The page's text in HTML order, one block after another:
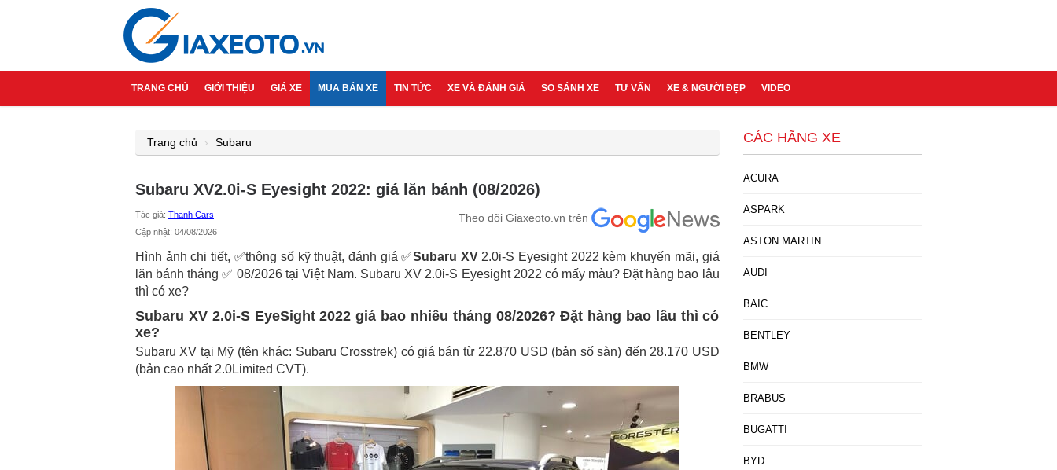
TRANG CHỦ GIỚI THIỆU GIÁ XE MUA BÁN XE TIN TỨC XE VÀ ĐÁNH GIÁ SO SÁNH XE TƯ VẤN XE & NGƯỜI ĐẸP VIDEO
Trang chủ Subaru
Subaru XV2.0i-S Eyesight 2022: giá lăn bánh (08/2026)
Tác giả: Thanh Cars
Cập nhật: 04/08/2026
Theo dõi Giaxeoto.vn trên
Hình ảnh chi tiết, ✅thông số kỹ thuật, đánh giá ✅Subaru XV2.0i-S Eyesight 2022 kèm khuyến mãi, giá
lăn bánh tháng ✅ 08/2026 tại Việt Nam. Subaru XV 2.0i-S Eyesight 2022 có mấy màu? Đặt hàng bao lâu
thì có xe?
Subaru XV 2.0i-S EyeSight 2022 giá bao nhiêu tháng 08/2026? Đặt hàng bao lâu thì có
xe?
Subaru XV tại Mỹ (tên khác: Subaru Crosstrek) có giá bán từ 22.870 USD (bản số sàn) đến 28.170 USD
(bản cao nhất 2.0Limited CVT).
CÁC HÃNG XE
ACURA
ASPARK
ASTON MARTIN
AUDI
BAIC
BENTLEY
BMW
BRABUS
BUGATTI
BYD